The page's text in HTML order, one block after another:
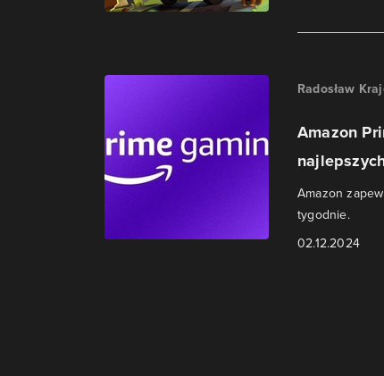
Radosław
Amazon
Amazon
tygodnie.
02.12.2024